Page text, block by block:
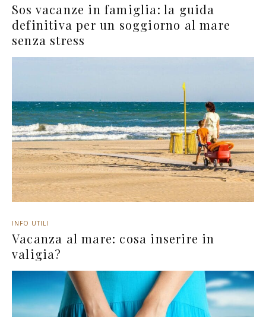
Sos vacanze in famiglia: la guida
definitiva per un soggiorno al mare
senza stress
INFO UTILI
Vacanza al mare: cosa inserire in
valigia?